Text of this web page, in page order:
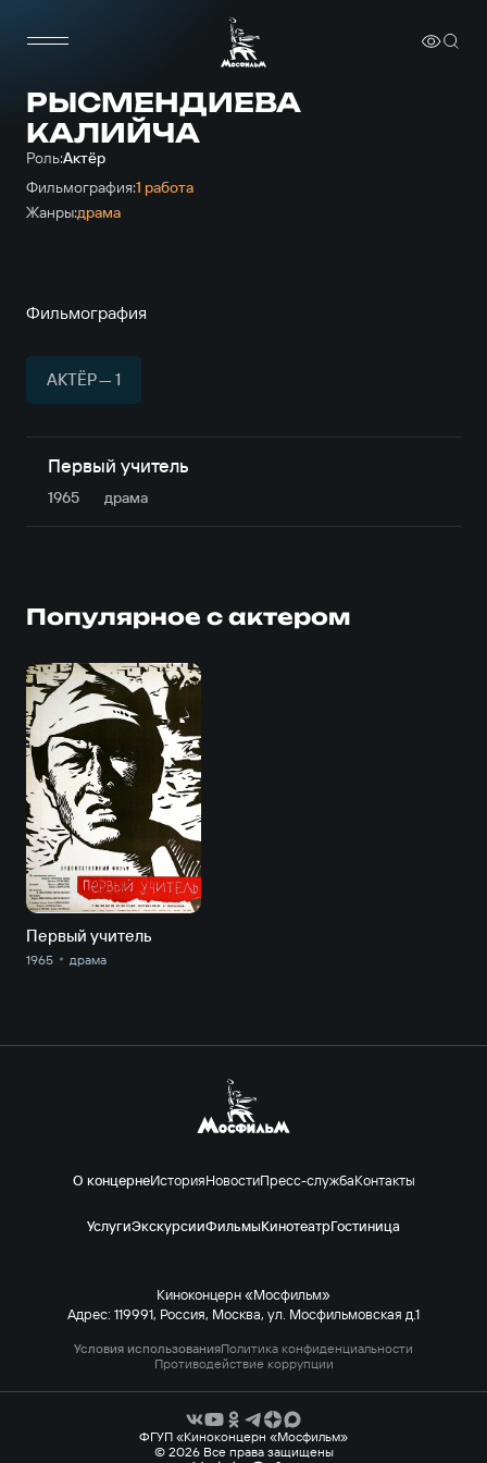
РЫСМЕНДИЕВА
КАЛИЙЧА
Роль:Актёр
Фильмография:1 работа
Жанры:драма
Фильмография
АКТЁР — 1
Первый учитель
1965 драма
Популярное с актером
Первый учитель
1965 драма
О концернеИсторияНовостиПресс-службаКонтакты
УслугиЭкскурсииФильмыКинотеатрГостиница
Киноконцерн «Мосфильм»
Адрес: 119991, Россия, Москва, ул. Мосфильмовская д.1
Условия использованияПолитика конфиденциальности
Противодействие коррупции
ФГУП «Киноконцерн «Мосфильм»
© 2026 Все права защищены